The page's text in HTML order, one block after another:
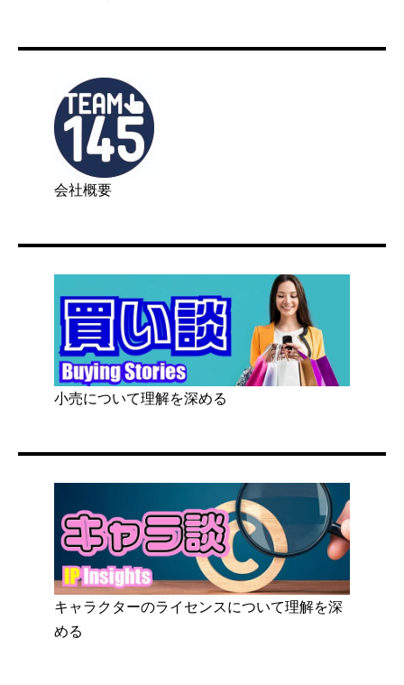
会社概要
小売について理解を深める
キャラクターのライセンスについて理解を深
める